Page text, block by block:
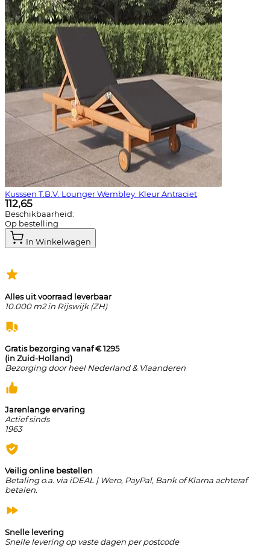
Kusssen T.B.V. Lounger Wembley. Kleur Antraciet
112,65
Beschikbaarheid:
Op bestelling
In Winkelwagen
Alles uit voorraad leverbaar
10.000 m2 in Rijswijk (ZH)
Gratis bezorging vanaf € 1295
(in Zuid-Holland)
Bezorging door heel Nederland & Vlaanderen
Jarenlange ervaring
Actief sinds
1963
Veilig online bestellen
Betaling o.a. via iDEAL | Wero, PayPal, Bank of Klarna achteraf
betalen.
Snelle levering
Snelle levering op vaste dagen per postcode